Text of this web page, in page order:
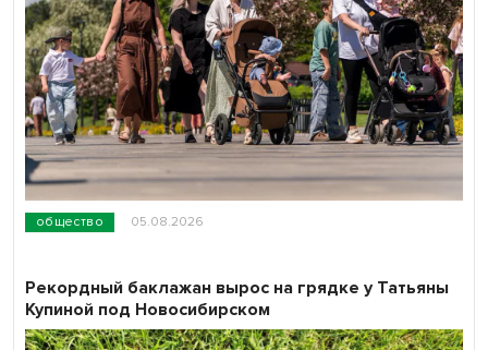
общество 05.08.2026
Рекордный баклажан вырос на грядке у Татьяны
Купиной под Новосибирском